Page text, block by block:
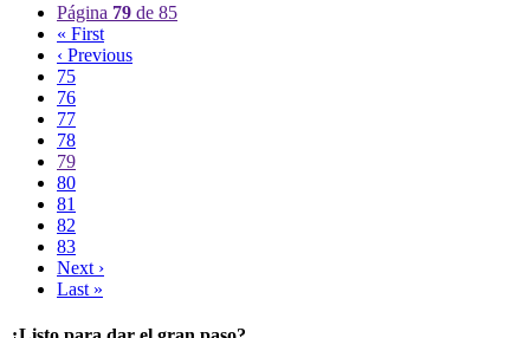
Página 79 de 85
« First
‹ Previous
75
76
77
78
79
80
81
82
83
Next ›
Last »